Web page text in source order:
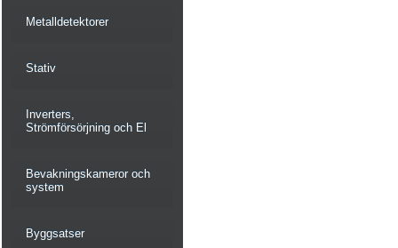
Metalldetektorer
Stativ
Inverters,
Strömförsörjning och El
Bevakningskameror och
system
Byggsatser